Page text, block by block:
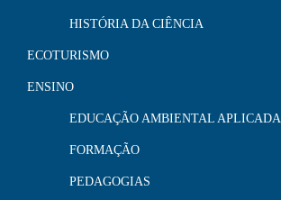
HISTÓRIA DA CIÊNCIA
ECOTURISMO
ENSINO
EDUCAÇÃO AMBIENTAL APLICADA
FORMAÇÃO
PEDAGOGIAS